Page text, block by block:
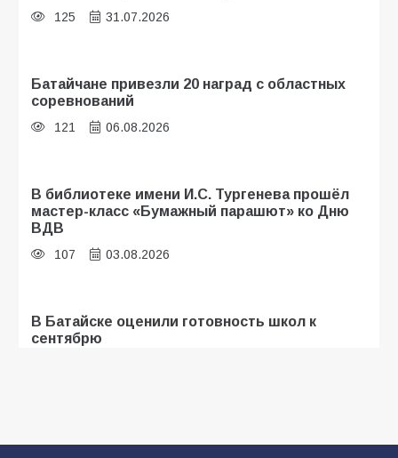
125 31.07.2026
Батайчане привезли 20 наград с областных
соревнований
121 06.08.2026
В библиотеке имени И.С. Тургенева прошёл
мастер-класс «Бумажный парашют» ко Дню
ВДВ
107 03.08.2026
В Батайске оценили готовность школ к
сентябрю
образовательного кластера